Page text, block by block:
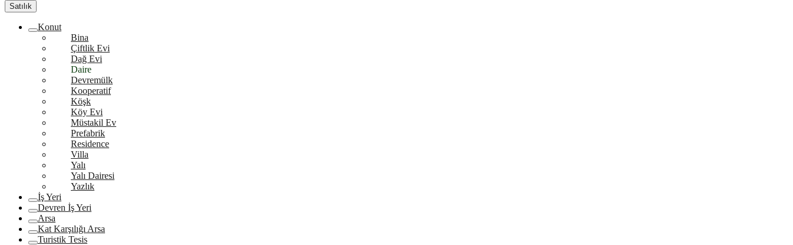
Satılık
Konut
Bina
Çiftlik Evi
Dağ Evi
Daire
Devremülk
Kooperatif
Köşk
Köy Evi
Müstakil Ev
Prefabrik
Residence
Villa
Yalı
Yalı Dairesi
Yazlık
İş Yeri
Devren İş Yeri
Arsa
Kat Karşılığı Arsa
Turistik Tesis